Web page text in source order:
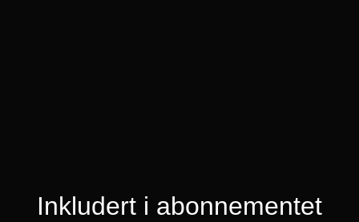
Inkludert i abonnementet